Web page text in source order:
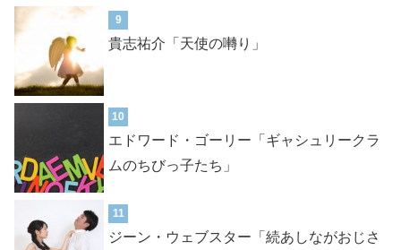
9
貴志祐介「天使の囀り」
10
エドワード・ゴーリー「ギャシュリークラ
ムのちびっ子たち」
11
ジーン・ウェブスター「続あしながおじさ